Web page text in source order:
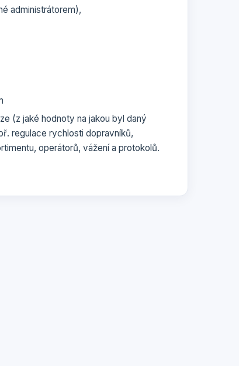
administrátorem),
(z jaké hodnoty na jakou byl daný
regulace rychlosti dopravníků,
operátorů, vážení a protokolů.